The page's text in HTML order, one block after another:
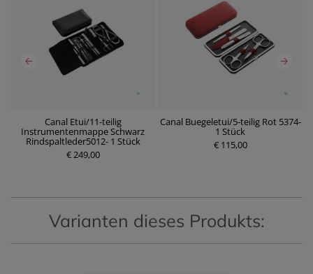
Canal Etui/11-teilig
Instrumentenmappe Schwarz
Rindspaltleder5012- 1 Stück
€ 249,00
Canal Buegeletui/5-teilig Rot 5374-
1 Stück
€ 115,00
P
r
Varianten dieses Produkts: